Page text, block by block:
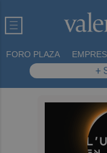
FORO PLAZA
+